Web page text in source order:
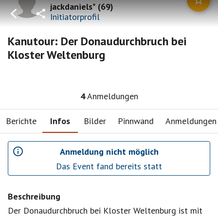
jackdaniels*(69)
Initiatorprofil
Kanutour: Der Donaudurchbruch bei
Kloster Weltenburg
4Anmeldungen
Berichte Infos Bilder Pinnwand Anmeldungen
Anmeldung nicht möglich
Das Event fand bereits statt
Beschreibung
Der Donaudurchbruch bei Kloster Weltenburg ist mit